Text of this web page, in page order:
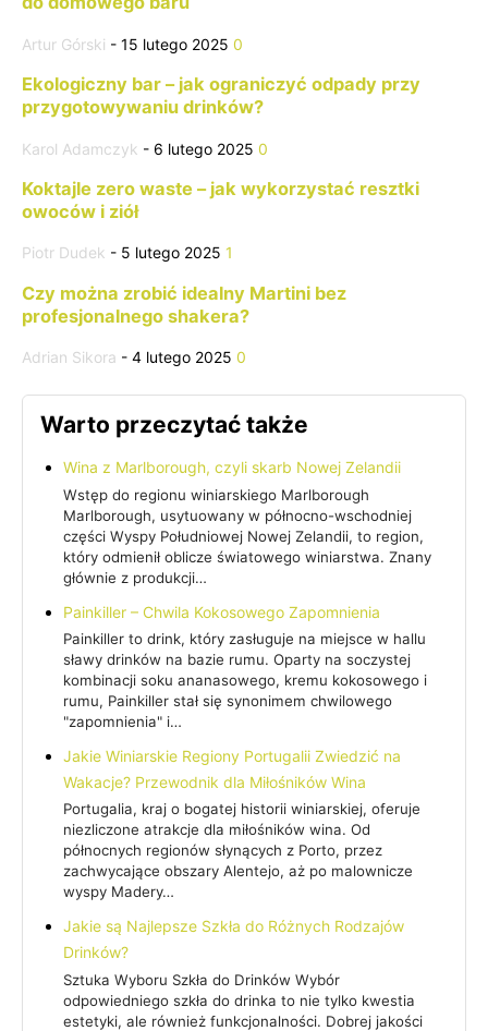
Artur Górski - 15 lutego 2025 0
Ekologiczny bar – jak ograniczyć odpady przy
przygotowywaniu drinków?
Karol Adamczyk - 6 lutego 2025 0
Koktajle zero waste – jak wykorzystać resztki
owoców i ziół
Piotr Dudek - 5 lutego 2025 1
Czy można zrobić idealny Martini bez
profesjonalnego shakera?
Adrian Sikora - 4 lutego 2025 0
Warto przeczytać także
Wina z Marlborough, czyli skarb Nowej Zelandii
Wstęp do regionu winiarskiego Marlborough
Marlborough, usytuowany w północno-wschodniej
części Wyspy Południowej Nowej Zelandii, to region,
który odmienił oblicze światowego winiarstwa. Znany
głównie z produkcji…
Painkiller – Chwila Kokosowego Zapomnienia
Painkiller to drink, który zasługuje na miejsce w hallu
sławy drinków na bazie rumu. Oparty na soczystej
kombinacji soku ananasowego, kremu kokosowego i
rumu, Painkiller stał się synonimem chwilowego
"zapomnienia" i…
Jakie Winiarskie Regiony Portugalii Zwiedzić na
Wakacje? Przewodnik dla Miłośników Wina
Portugalia, kraj o bogatej historii winiarskiej, oferuje
niezliczone atrakcje dla miłośników wina. Od
północnych regionów słynących z Porto, przez
zachwycające obszary Alentejo, aż po malownicze
wyspy Madery…
Jakie są Najlepsze Szkła do Różnych Rodzajów
Drinków?
Sztuka Wyboru Szkła do Drinków Wybór
odpowiedniego szkła do drinka to nie tylko kwestia
estetyki, ale również funkcjonalności. Dobrej jakości